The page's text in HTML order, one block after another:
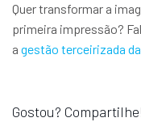
Quer transformar a
primeira impressão?
a gestão terceirizada
Gostou?